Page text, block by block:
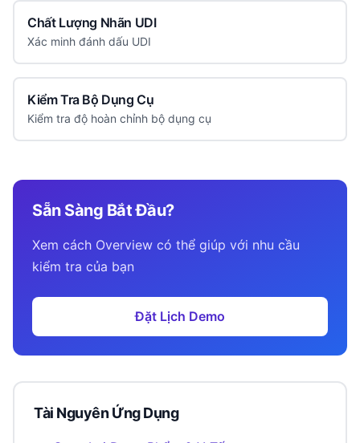
Chất Lượng Nhãn UDI
Xác minh đánh dấu UDI
Kiểm Tra Bộ Dụng Cụ
Kiểm tra độ hoàn chỉnh bộ dụng cụ
Sẵn Sàng Bắt Đầu?
Xem cách Overview có thể giúp với nhu cầu
kiểm tra của bạn
Đặt Lịch Demo
Tài Nguyên Ứng Dụng